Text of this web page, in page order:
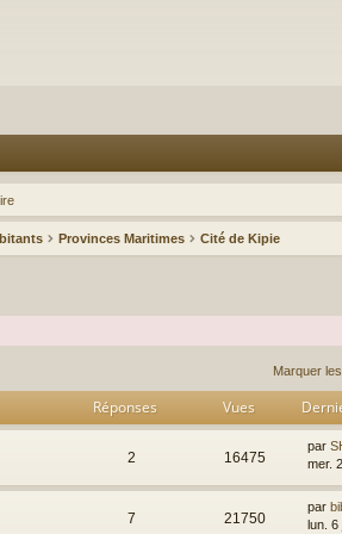
Provinces Maritimes Cité de Kipie
Marquer
Réponses Vues
2 16475
par
mer.
7 21750
par
lun. 6